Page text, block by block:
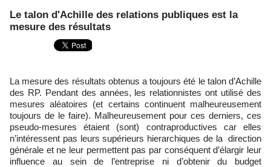
Le talon d'Achille des relations publiques est la
mesure des résultats
La mesure des résultats obtenus a toujours été le talon d’Achille
des RP. Pendant des années, les relationnistes ont utilisé des
mesures aléatoires (et certains continuent malheureusement
toujours de le faire). Malheureusement pour ces derniers, ces
pseudo-mesures étaient (sont) contraproductives car elles
n’intéressent pas leurs supérieurs hierarchiques de la direction
générale et ne leur permettent pas par conséquent d’élargir leur
influence au sein de l’entreprise ni d’obtenir du budget